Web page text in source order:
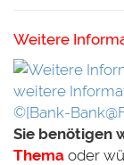
Weitere
Sie benötigen
Thema oder